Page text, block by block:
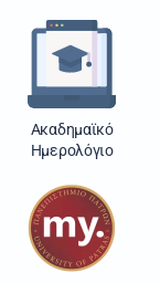
Ακαδημαϊκό
Ημερολόγιο